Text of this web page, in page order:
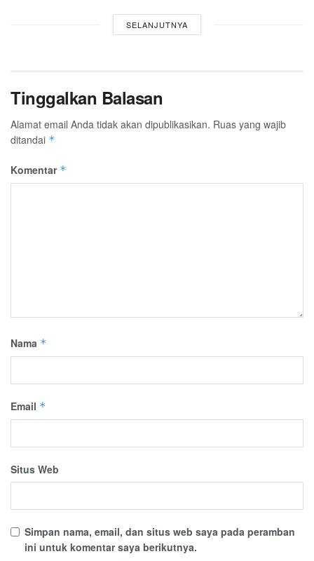
SELANJUTNYA
Tinggalkan Balasan
Alamat email Anda tidak akan dipublikasikan. Ruas yang wajib
ditandai *
Komentar *
Nama *
Email *
Situs Web
Simpan nama, email, dan situs web saya pada peramban
ini untuk komentar saya berikutnya.